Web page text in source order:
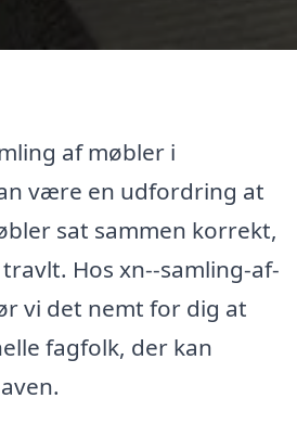
af møbler i
være en udfordring at
sat sammen korrekt,
Hos xn--samling-af-
vi det nemt for dig at
fagfolk, der kan